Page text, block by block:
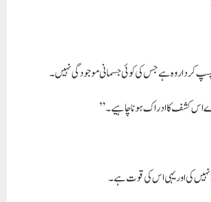
کردار وہ ہے جس کی کوئی جسمانی موجودگی نہیں۔
اس کشف کا ادراک ہونا چاہیے۔”
کی اور یہی اس کی قوت ہے۔